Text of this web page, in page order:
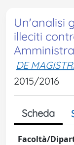
Un'analisi
illeciti
DE
2015/2016
Scheda
Facoltà/